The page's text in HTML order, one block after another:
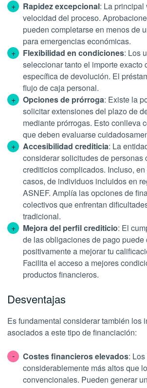
Rapidez excepcional: La
velocidad del proceso.
pueden completarse en menos de
para emergencias económicas.
Flexibilidad en condiciones: Los
seleccionar tanto el importe exacto
específica de devolución. El
flujo de caja personal.
Opciones de prórroga: Existe la
solicitar extensiones del plazo de
mediante prórrogas. Esto conlleva
que deben evaluarse
Accesibilidad crediticia: La
considerar solicitudes de personas
crediticios complicados. Incluso,
casos, de individuos incluidos en
ASNEF. Amplía las opciones de
colectivos que enfrentan
tradicional.
Mejora del perfil crediticio: El
de las obligaciones de pago puede
positivamente a mejorar tu
Facilita el acceso a mejores
productos financieros.
Desventajas
Es fundamental considerar también los
asociados a este tipo de financiación:
Costes financieros elevados:
considerablemente más altos que
convencionales. Pueden generar